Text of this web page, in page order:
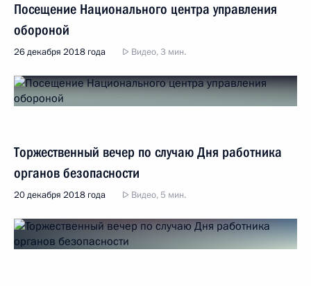
Посещение Национального центра управления
обороной
26 декабря 2018 года Видео, 3 мин.
Торжественный вечер по случаю Дня работника
органов безопасности
20 декабря 2018 года Видео, 5 мин.